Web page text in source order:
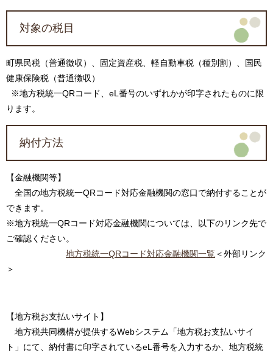
対象の税目
町県民税（普通徴収）、固定資産税、軽自動車税（種別割）、国民
健康保険税（普通徴収）
※地方税統一QRコード、eL番号のいずれかが印字されたものに限
ります。
納付方法
【金融機関等】
全国の地方税統一QRコード対応金融機関の窓口で納付することが
できます。
※地方税統一QRコード対応金融機関については、以下のリンク先で
ご確認ください。
地方税統一QRコード対応金融機関一覧＜外部リンク
＞
【地方税お支払いサイト】
地方税共同機構が提供するWebシステム「地方税お支払いサイ
ト」にて、納付書に印字されているeL番号を入力するか、地方税統